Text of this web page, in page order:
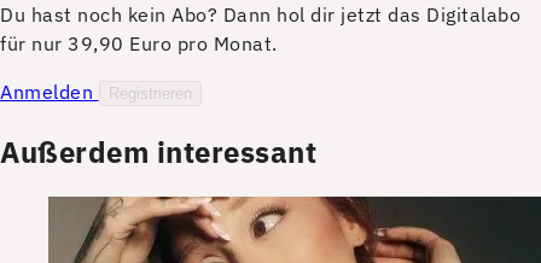
Du hast noch kein Abo? Dann hol dir jetzt das Digitalabo
für nur 39,90 Euro pro Monat.
Anmelden
Registrieren
Außerdem interessant